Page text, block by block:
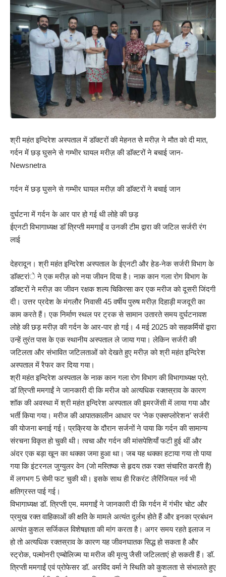
श्री महंत इन्दिरेश अस्पताल में डाॅक्टरों की मेहनत सेे मरीज़ ने मौत को दी मात,
गर्दन में छड़ घुसने से गम्भीर घायल मरीज़ की डाॅक्टरों ने बचाई जान-
Newsnetra
गर्दन में छड़ घुसने से गम्भीर घायल मरीज़ की डाॅक्टरों ने बचाई जान
दुर्घटना में गर्दन के आर पार हो गई थी लोहे की छड़
ईएनटी विभागाध्यक्ष डाॅ त्रिप्ती ममगाईं व उनकी टीम द्वारा की जटिल सर्जरी रंग
लाई
देहरादून। श्री महंत इन्दिरेश अस्पताल के ईएनटी और हेड-नेक सर्जरी विभाग के
डाॅक्टरांे ने एक मरीज़ को नया जीवन दिया है। नाक कान गला रोग विभाग के
डाॅक्टरों ने मरीज़ का जीवन रक्षक शल्य चिकित्सा कर एक मरीज को दूसरी जिंदगी
दी। उत्तर प्रदेश के मंगलौर निवासी 45 वर्षीय पुरुष मरीज़ दिहाड़ी मजदूरी का
काम करते हैं। एक निर्माण स्थल पर ट्रक से सामान उतारते समय दुर्घटनावश
लोहे की छड़ मरीज़ की गर्दन के आर-पार हो गई। 4 मई 2025 को सहकर्मियों द्वारा
उन्हें तुरंत पास के एक स्थानीय अस्पताल ले जाया गया। लेकिन सर्जरी की
जटिलता और संभावित जटिलताओं को देखते हुए मरीज़ को श्री महंत इन्दिरेश
अस्पताल में रैफर कर दिया गया।
श्री महंत इन्दिरेश अस्पताल के नाक कान गला रोग विभाग की विभागाध्यक्ष प्रो.
डाॅ त्रिप्ती ममगाईं ने जानकारी दी कि मरीज को अत्यधिक रक्तस्राव के कारण
शॉक की अवस्था में श्री महंत इन्दिरेश अस्पताल की इमरजेंसी में लाया गया और
भर्ती किया गया। मरीज की आपातकालीन आधार पर ‘नेक एक्सप्लोरेशन’ सर्जरी
की योजना बनाई गई। प्रक्रिया के दौरान सर्जनों ने पाया कि गर्दन की सामान्य
संरचना विकृत हो चुकी थी। त्वचा और गर्दन की मांसपेशियाँ फटी हुई थीं और
अंदर एक बड़ा खून का थक्का जमा हुआ था। जब यह थक्का हटाया गया तो पाया
गया कि इंटरनल जुग्युलर वेन (जो मस्तिष्क से हृदय तक रक्त संचारित करती है)
में लगभग 5 सेमी फट चुकी थी। इसके साथ ही रिकरंट लैरिंजियल नर्व भी
क्षतिग्रस्त पाई गई।
विभागाध्यक्ष डॉ. त्रिप्ती एम. ममगाईं ने जानकारी दी कि गर्दन में गंभीर चोट और
प्रमुख रक्त वाहिकाओं की क्षति के मामले अत्यंत दुर्लभ होते हैं और इनका प्रबंधन
अत्यंत कुशल सर्जिकल विशेषज्ञता की मांग करता है। अगर समय रहते इलाज न
हो तो अत्यधिक रक्तस्राव के कारण यह जीवनघातक सिद्ध हो सकता है और
स्ट्रोक, पल्मोनरी एम्बोलिज्म या मरीज की मृत्यु जैसी जटिलताएं हो सकती हैं। डॉ.
त्रिप्ती ममगाईं एवं प्रोफेसर डॉ. अरविंद वर्मा ने स्थिति को कुशलता से संभालते हुए